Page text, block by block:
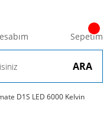
ARA
Sepetim